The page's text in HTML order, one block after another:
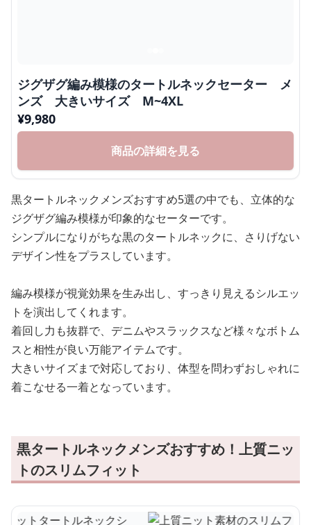
ジグザグ編み模様のタートルネックセーター メ
ンズ 大きいサイズ M~4XL
¥9,980
商品の詳細を見る
黒タートルネックメンズおすすめ5選の中でも、立体的な
ジグザグ編み模様が印象的なセーターです。
シンプルになりがちな黒のタートルネックに、さりげない
デザイン性をプラスしています。
編み模様が視覚効果を生み出し、すっきり見えるシルエッ
トを演出してくれます。
着回し力も抜群で、デニムやスラックスなど様々なボトム
スと相性が良い万能アイテムです。
大きいサイズまで対応しており、体型を問わずおしゃれに
着こなせる一着となっています。
黒タートルネックメンズおすすめ！上質ニッ
トのスリムフィット